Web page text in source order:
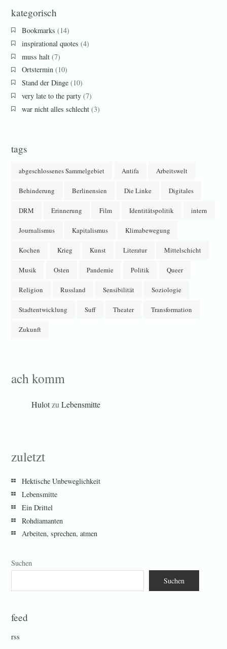
kategorisch
Bookmarks (14)
inspirational quotes (4)
muss halt(7)
Ortstermin(10)
Stand der Dinge(10)
very late to the party(7)
war nicht alles schlecht(3)
tags
abgeschlossenes Sammelgebiet Antifa Arbeitswelt
Behinderung Berlinensien Die Linke Digitales
DRM Erinnerung Film Identitätspolitik intern
Journalismus Kapitalismus Klimabewegung
Kochen Krieg Kunst Literatur Mittelschicht
Musik Osten Pandemie Politik Queer
Religion Russland Sensibilität Soziologie
Stadtentwicklung Suff Theater Transformation
Zukunft
ach komm
HulotzuLebensmitte
zuletzt
Hektische Unbeweglichkeit
Lebensmitte
Ein Drittel
Rohdiamanten
Arbeiten, sprechen, atmen
Suchen
Suchen
feed
rss